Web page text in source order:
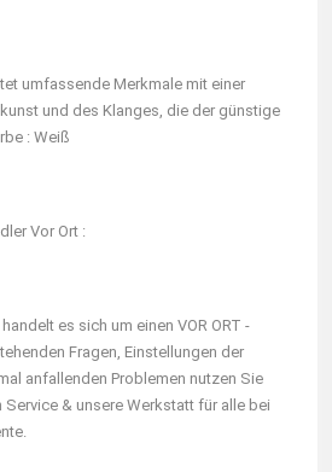
umfassende Merkmale mit einer
und des Klanges, die der günstige
: Weiß
Vor Ort :
es sich um einen VOR ORT -
Fragen, Einstellungen der
anfallenden Problemen nutzen Sie
Service & unsere Werkstatt für alle bei